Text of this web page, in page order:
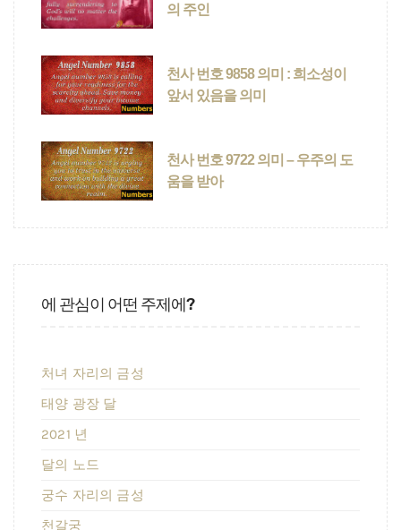
의 주인
천사 번호 9858 의미 : 희소성이
앞서 있음을 의미
천사 번호 9722 의미 – 우주의 도
움을 받아
에 관심이 어떤 주제에?
처녀 자리의 금성
태양 광장 달
2021 년
달의 노드
궁수 자리의 금성
천갈궁